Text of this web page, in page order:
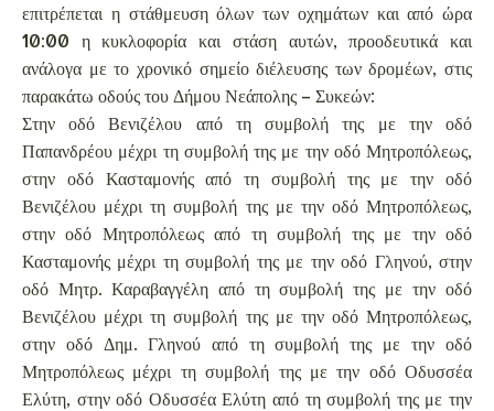
επιτρέπεται η στάθμευση όλων των οχημάτων και από ώρα
10:00 η κυκλοφορία και στάση αυτών, προοδευτικά και
ανάλογα με το χρονικό σημείο διέλευσης των δρομέων, στις
παρακάτω οδούς του Δήμου Νεάπολης – Συκεών:
Στην οδό Βενιζέλου από τη συμβολή της με την οδό
Παπανδρέου μέχρι τη συμβολή της με την οδό Μητροπόλεως,
στην οδό Κασταμονής από τη συμβολή της με την οδό
Βενιζέλου μέχρι τη συμβολή της με την οδό Μητροπόλεως,
στην οδό Μητροπόλεως από τη συμβολή της με την οδό
Κασταμονής μέχρι τη συμβολή της με την οδό Γληνού, στην
οδό Μητρ. Καραβαγγέλη από τη συμβολή της με την οδό
Βενιζέλου μέχρι τη συμβολή της με την οδό Μητροπόλεως,
στην οδό Δημ. Γληνού από τη συμβολή της με την οδό
Μητροπόλεως μέχρι τη συμβολή της με την οδό Οδυσσέα
Ελύτη, στην οδό Οδυσσέα Ελύτη από τη συμβολή της με την